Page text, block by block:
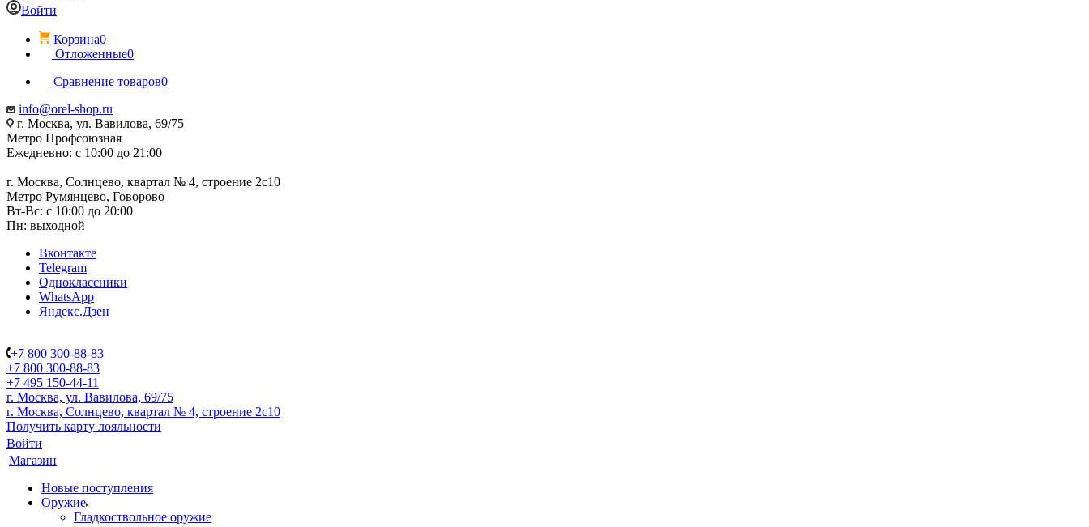
Войти
Корзина0
Отложенные0
Сравнение товаров0
info@orel-shop.ru
г. Москва, ул. Вавилова, 69/75
Метро Профсоюзная
Ежедневно: с 10:00 до 21:00
г. Москва, Солнцево, квартал № 4, строение 2с10
Метро Румянцево, Говорово
Вт-Вс: с 10:00 до 20:00
Пн: выходной
Вконтакте
Telegram
Одноклассники
WhatsApp
Яндекс.Дзен
+7 800 300-88-83
+7 800 300-88-83
+7 495 150-44-11
г. Москва, ул. Вавилова, 69/75
г. Москва, Солнцево, квартал № 4, строение 2с10
Получить карту лояльности
Войти
Магазин
Новые поступления
Оружие
Гладкоствольное оружие